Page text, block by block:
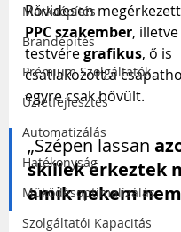
Márkaépítés
Brandépítés
Prémium Szolgáltatók
Üzletfejlesztés
Automatizálás
Hatékonyság
Működésoptimalizálás
Szolgáltatói Kapacitás
Rövidesen
PPC szakember,
testvére grafikus, ő is
csatlakozott a
egyre csak bővült.
„Szépen lassan
skillek érkeztek
amik nekem